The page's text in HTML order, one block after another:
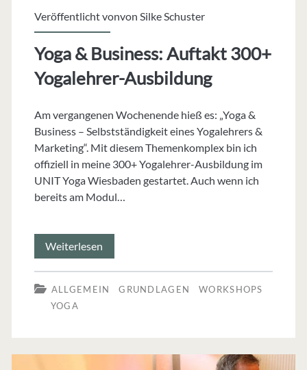
Veröffentlicht vonvon Silke Schuster
Yoga & Business: Auftakt 300+
Yogalehrer-Ausbildung
Am vergangenen Wochenende hieß es: „Yoga &
Business – Selbstständigkeit eines Yogalehrers &
Marketing“. Mit diesem Themenkomplex bin ich
offiziell in meine 300+ Yogalehrer-Ausbildung im
UNIT Yoga Wiesbaden gestartet. Auch wenn ich
bereits am Modul…
Weiterlesen
&
Business:
ALLGEMEIN GRUNDLAGEN
WORKSHOPS
YOGA